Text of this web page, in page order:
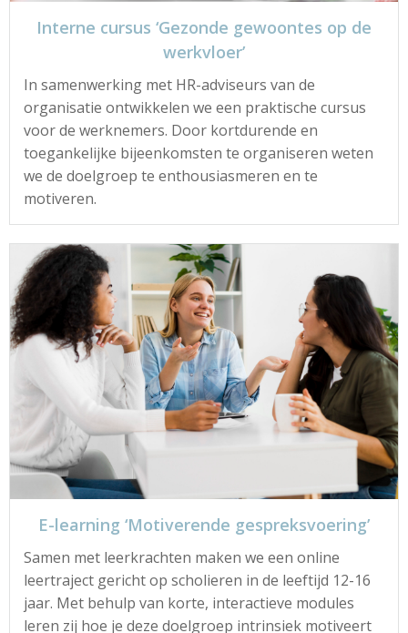
Interne cursus ‘Gezonde gewoontes op de
werkvloer’
In samenwerking met HR-adviseurs van de
organisatie ontwikkelen we een praktische cursus
voor de werknemers. Door kortdurende en
toegankelijke bijeenkomsten te organiseren weten
we de doelgroep te enthousiasmeren en te
motiveren.
E-learning ‘Motiverende gespreksvoering’
Samen met leerkrachten maken we een online
leertraject gericht op scholieren in de leeftijd 12-16
jaar. Met behulp van korte, interactieve modules
leren zij hoe je deze doelgroep intrinsiek motiveert